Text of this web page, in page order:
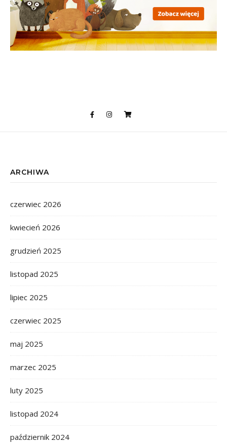
ARCHIWA
czerwiec 2026
kwiecień 2026
grudzień 2025
listopad 2025
lipiec 2025
czerwiec 2025
maj 2025
marzec 2025
luty 2025
listopad 2024
październik 2024